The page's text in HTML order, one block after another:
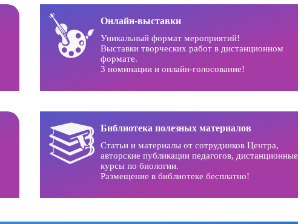
Онлайн-выставки
Уникальный формат мероприятий!
Выставки творческих работ в дистанционном
формате.
3 номинации и онлайн-голосование!
Библиотека полезных материалов
Статьи и материалы от сотрудников Центра,
авторские публикации педагогов, дистанционные
курсы по биологии.
Размещение в библиотеке бесплатно!